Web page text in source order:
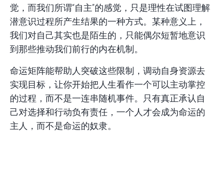
觉，而我们所谓“自主”的感觉，只是理性在试图理解
潜意识过程所产生结果的一种方式。某种意义上，
我们对自己其实也是陌生的，只能偶尔短暂地意识
到那些推动我们前行的内在机制。
命运矩阵能帮助人突破这些限制，调动自身资源去
实现目标，让你开始把人生看作一个可以主动掌控
的过程，而不是一连串随机事件。只有真正承认自
己对选择和行动负有责任，一个人才会成为命运的
主人，而不是命运的奴隶。